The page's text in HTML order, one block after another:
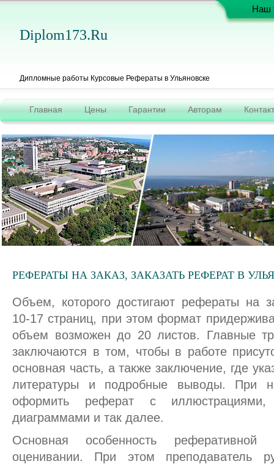
Diplom173.ru
Дипломные работы Курсовые Рефераты в Ульяновске
Наш
Главная Цены Гарантии Авторам
РЕФЕРАТЫ НА ЗАКАЗ, ЗАКАЗАТЬ РЕФЕРАТ В
Объем, которого достигают рефераты на
10-17 страниц, при этом формат
объем возможен до 20 листов. Главные
заключаются в том, чтобы в работе
основная часть, а также заключение, где
литературы и подробные выводы. При
оформить реферат с иллюстрациями,
диаграммами и так далее.
Основная особенность
оценивании. При этом преподаватель